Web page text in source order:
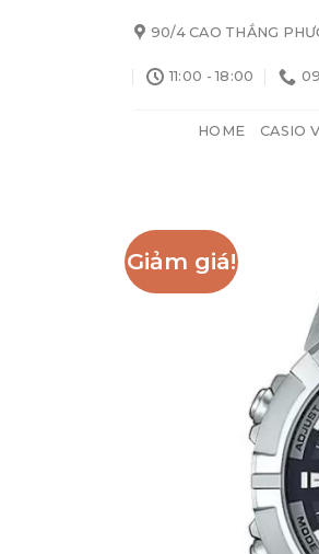
90/4 CAO THẮNG
11:00 - 18:00
HOME CASIO
Giảm giá!